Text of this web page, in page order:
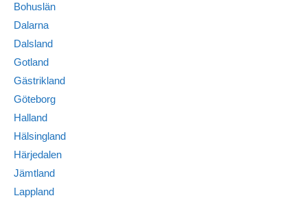
Bohuslän
Dalarna
Dalsland
Gotland
Gästrikland
Göteborg
Halland
Hälsingland
Härjedalen
Jämtland
Lappland